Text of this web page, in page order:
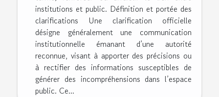
institutions et public. Définition et portée des
clarifications Une clarification officielle
désigne généralement une communication
institutionnelle émanant d’une autorité
reconnue, visant à apporter des précisions ou
à rectifier des informations susceptibles de
générer des incompréhensions dans l’espace
public. Ce...